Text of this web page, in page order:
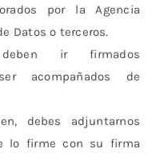
por la Agencia
Datos o terceros.
ir firmados
acompañados de
debes adjuntarnos
lo firme con su firma